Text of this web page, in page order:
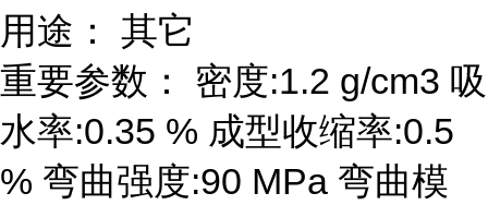
用途： 其它
重要参数： 密度:1.2 g/cm3 吸
水率:0.35 % 成型收缩率:0.5
% 弯曲强度:90 MPa 弯曲模